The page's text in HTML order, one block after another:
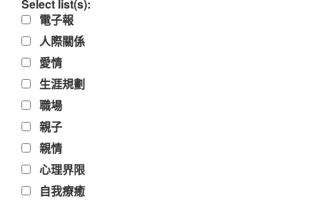
Select list(s):
電子報
人際關係
愛情
生涯規劃
職場
親子
親情
心理界限
自我療癒